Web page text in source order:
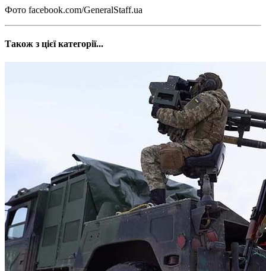
Фото facebook.com/GeneralStaff.ua
Також з цієї категорії...